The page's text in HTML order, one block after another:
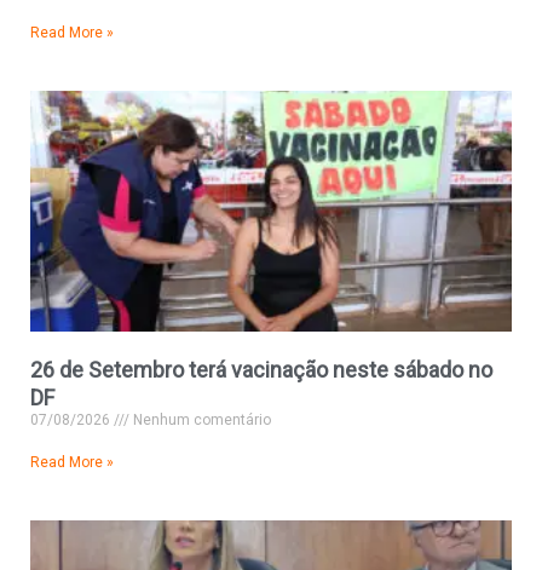
Read More »
26 de Setembro terá vacinação neste sábado no
DF
07/08/2026 Nenhum comentário
Read More »